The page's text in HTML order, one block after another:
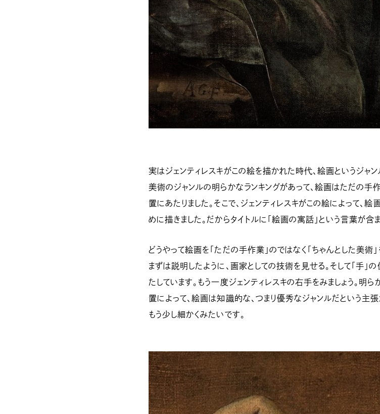
実はジェンティレスキがこの絵を描かれた時代、絵画というジャン
美術のジャンルの明らかなランキングがあって、絵画はただの手
置にあたりました。そこで、ジェンティレスキがこの絵によって、
めに描きました。だからタイトルに「絵画の寓話」という言葉が含
どうやって絵画を「ただの手作業」のではなく「ちゃんとした美術
まずは説明したように、画家としての技術を見せる。そして「手
たしています。もう一度ジェンティレスキの右手をみましょう。明
置によって、絵画は知識的な、つまり優秀なジャンルだという主
もう少し細かくみたいです。